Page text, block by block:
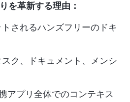
を革新する理由：
されるハンズフリーのドキ
ク、ドキュメント、メンシ
アプリ全体でのコンテキス